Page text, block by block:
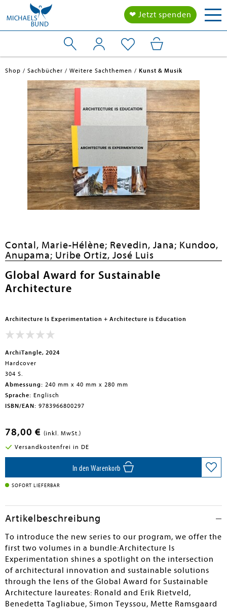
❤ Jetzt spenden
Shop Sachbücher Weitere Sachthemen Kunst & Musik
Contal, Marie-Hélène; Revedin, Jana; Kundoo,
Anupama; Uribe Ortiz, José Luis
Global Award for Sustainable
Architecture
Architecture Is Experimentation + Architecture is Education
ArchiTangle, 2024
Hardcover
304 S.
Abmessung: 240 mm x 40 mm x 280 mm
Sprache: Englisch
ISBN/EAN: 9783966800297
78,00 € (inkl. MwSt.)
Versandkostenfrei in DE
In den Warenkorb
SOFORT LIEFERBAR
Artikelbeschreibung
To introduce the new series to our program, we offer the
first two volumes in a bundle:Architecture Is
Experimentation shines a spotlight on the intersection
of architectural innovation and sustainable solutions
through the lens of the Global Award for Sustainable
Architecture laureates: Ronald and Erik Rietveld,
Benedetta Tagliabue, Simon Teyssou, Mette Ramsgaard